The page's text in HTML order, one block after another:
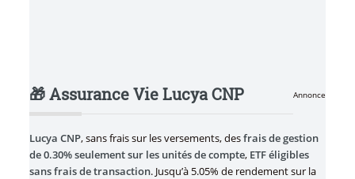
Annonce
🎁 Assurance Vie Lucya CNP
Lucya CNP, sans frais sur les versements, desfrais de gestion
de 0.30% seulement sur les unités de compte, ETF éligibles
sans frais de transaction. Jusqu’à 5.05% de rendement sur la